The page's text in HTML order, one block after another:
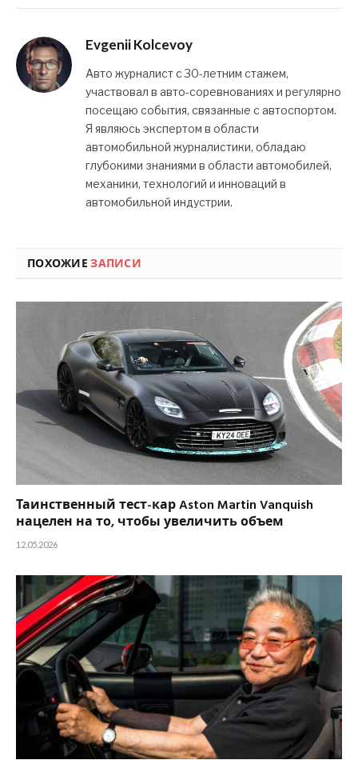
Evgenii Kolcevoy
Авто журналист с 30-летним стажем,
участвовал в авто-соревнованиях и регулярно
посещаю события, связанные с автоспортом.
Я являюсь экспертом в области
автомобильной журналистики, обладаю
глубокими знаниями в области автомобилей,
механики, технологий и инноваций в
автомобильной индустрии.
ПОХОЖИЕЗАПИСИ
Таинственный тест-кар Aston Martin Vanquish
нацелен на то, чтобы увеличить объем
12.05.2026